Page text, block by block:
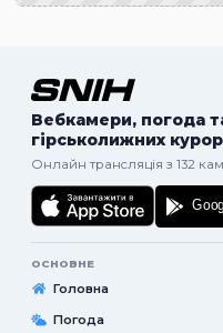
Вебкамери, погода
гірськолижних
Онлайн трансляція з 132
ОСНОВНЕ
Головна
Погода